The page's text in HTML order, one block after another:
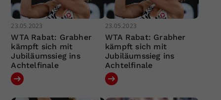
23.05.2023
WTA Rabat: Grabher
kämpft sich mit
Jubiläumssieg ins
Achtelfinale
23.05.2023
WTA Rabat: Grabher
kämpft sich mit
Jubiläumssieg ins
Achtelfinale